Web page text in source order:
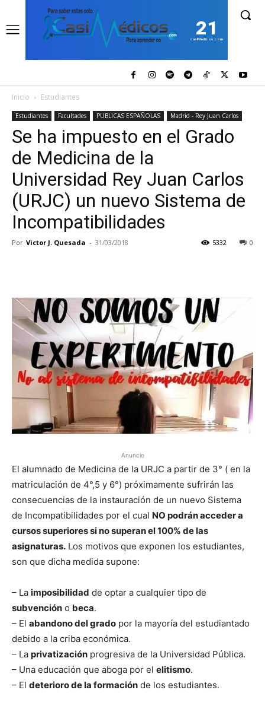
21
casiMedicos.com
Inicio Estudiantes
Estudiantes Facultades PUBLICAS ESPAÑOLAS Madrid - Rey Juan Carlos
Se ha impuesto en el Grado
de Medicina de la
Universidad Rey Juan Carlos
(URJC) un nuevo Sistema de
Incompatibilidades
Por Victor J. Quesada - 31/03/2018 0
5332
Anuncio
El alumnado de Medicina de la URJC a partir de 3° ( en la
matriculación de 4°,5 y 6°) próximamente sufrirán las
consecuencias de la instauración de un nuevo Sistema
de Incompatibilidades por el cual NO podrán acceder a
cursos superiores si no superan el 100% de las
asignaturas. Los motivos que exponen los estudiantes,
son que dicha medida supone:
– La imposibilidad de optar a cualquier tipo de
subvención o beca.
– El abandono del grado por la mayoría del estudiantado
debido a la criba económica.
– La privatización progresiva de la Universidad Pública.
– Una educación que aboga por el elitismo.
– El deterioro de la formación de los estudiantes.